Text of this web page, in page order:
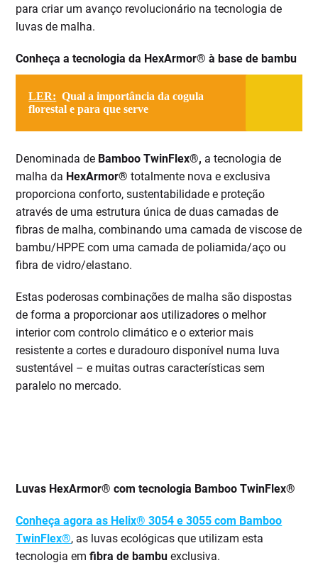
para criar um avanço revolucionário na tecnologia de
luvas de malha.
Conheça a tecnologia da HexArmor® à base de bambu
LER: Qual a importância da cogula
florestal e para que serve
Denominada de Bamboo TwinFlex®, a tecnologia de
malha da HexArmor® totalmente nova e exclusiva
proporciona conforto, sustentabilidade e proteção
através de uma estrutura única de duas camadas de
fibras de malha, combinando uma camada de viscose de
bambu/HPPE com uma camada de poliamida/aço ou
fibra de vidro/elastano.
Estas poderosas combinações de malha são dispostas
de forma a proporcionar aos utilizadores o melhor
interior com controlo climático e o exterior mais
resistente a cortes e duradouro disponível numa luva
sustentável – e muitas outras características sem
paralelo no mercado.
Luvas HexArmor® com tecnologia Bamboo TwinFlex®
Conheça agora as Helix® 3054 e 3055 com Bamboo
TwinFlex®, as luvas ecológicas que utilizam esta
tecnologia emfibra de bambu exclusiva.